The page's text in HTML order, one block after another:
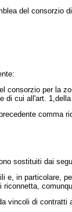
del consorzio
per la
cui all'art.
comma
sostituiti dai
in particolare,
vincoli di contratti